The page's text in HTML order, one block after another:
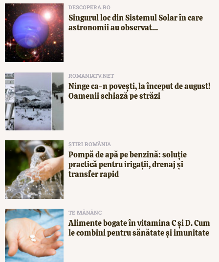
DESCOPERA.RO
Singurul loc din Sistemul Solar în care
astronomii au observat...
ROMANIATV.NET
Ninge ca-n povești, la început de august!
Oamenii schiază pe străzi
ȘTIRI ROMÂNIA
Pompă de apă pe benzină: soluție
practică pentru irigații, drenaj și
transfer rapid
TE MĂNÂNC
Alimente bogate în vitamina C și D. Cum
le combini pentru sănătate și imunitate